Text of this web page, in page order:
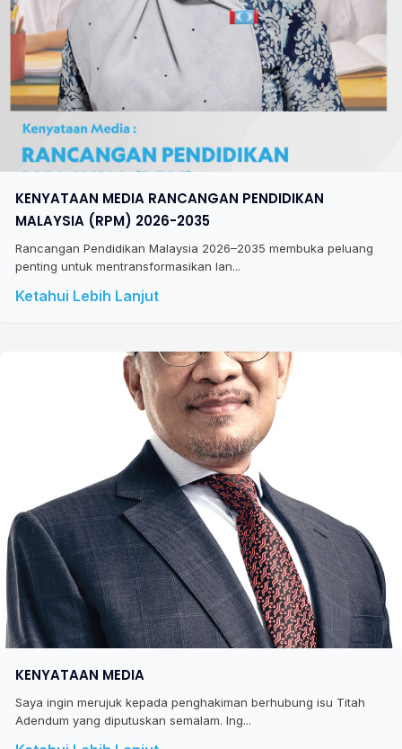
KENYATAAN MEDIA RANCANGAN PENDIDIKAN
MALAYSIA (RPM) 2026-2035
Rancangan Pendidikan Malaysia 2026–2035 membuka peluang
penting untuk mentransformasikan lan...
Ketahui Lebih Lanjut
KENYATAAN MEDIA
Saya ingin merujuk kepada penghakiman berhubung isu Titah
Adendum yang diputuskan semalam. Ing...